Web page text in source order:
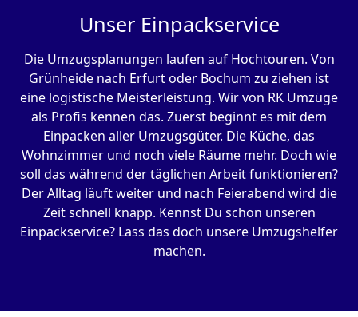
Unser Einpackservice
Die Umzugsplanungen laufen auf Hochtouren. Von
Grünheide nach Erfurt oder Bochum zu ziehen ist
eine logistische Meisterleistung. Wir von RK Umzüge
als Profis kennen das. Zuerst beginnt es mit dem
Einpacken aller Umzugsgüter. Die Küche, das
Wohnzimmer und noch viele Räume mehr. Doch wie
soll das während der täglichen Arbeit funktionieren?
Der Alltag läuft weiter und nach Feierabend wird die
Zeit schnell knapp. Kennst Du schon unseren
Einpackservice? Lass das doch unsere Umzugshelfer
machen.